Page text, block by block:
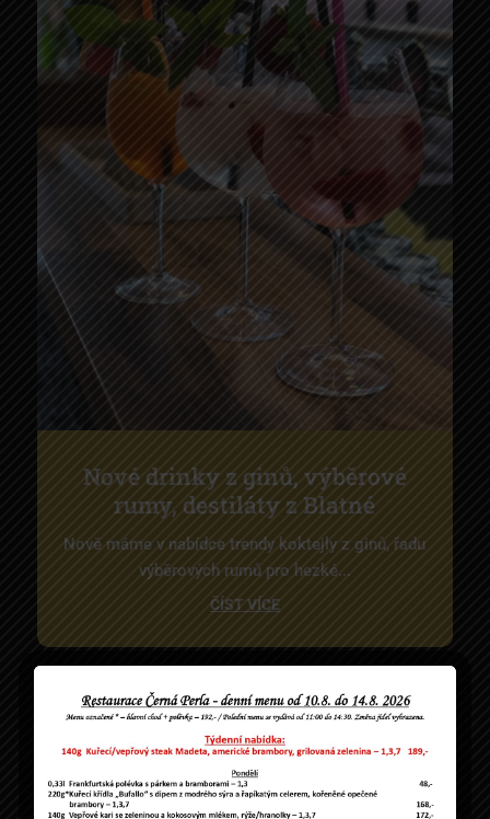
Nové drinky z ginů, výběrové
rumy, destiláty z Blatné
Nově máme v nabídce trendy koktejly z ginů, řadu
výběrových rumů pro hezké...
ČÍST VÍCE
Valentýnské menu 14.-16.2.2025
Valentýnské menu 2025 Přijďte si užít večer plný
lásky a dorého...